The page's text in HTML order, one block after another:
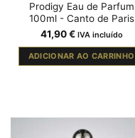
Prodigy Eau de Parfum
100ml - Canto de Paris
41,90€ IVA incluído
ADICIONAR AO CARRINHO